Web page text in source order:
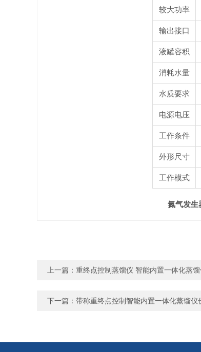
较大功率
输出接口
液罐容积
消耗水量
水质要求
电源电压
工作条件
外形尺寸
工作模式
氮气发生
上一篇： 重终点控制蒸馏仪 智能内置一体化蒸
下一篇： 带称重终点控制智能内置一体化蒸馏仪